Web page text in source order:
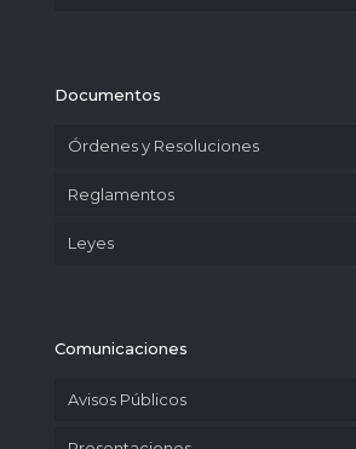
Documentos
Órdenes y Resoluciones
Reglamentos
Leyes
Comunicaciones
Avisos Públicos